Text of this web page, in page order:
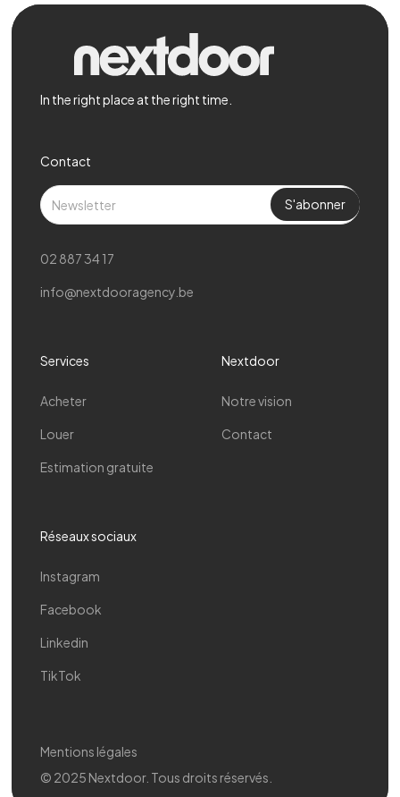
In the right place at the right time.
Services
Acheter
Louer
Estimation gratuite
Nextdoor
Notre vision
Contact
Réseaux sociaux
Instagram
Facebook
Linkedin
TikTok
Contact
02 887 34 17
info@nextdooragency.be
© 2025 Nextdoor. Tous droits réservés.
Mentions légales